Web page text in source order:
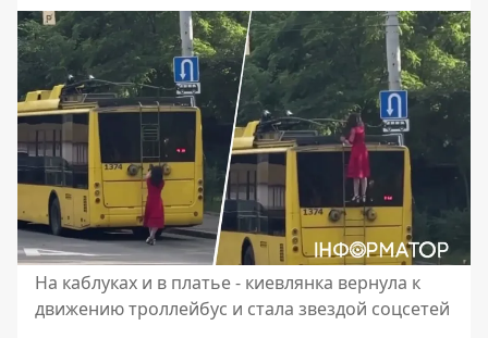
На каблуках и в платье - киевлянка вернула к
движению троллейбус и стала звездой соцсетей